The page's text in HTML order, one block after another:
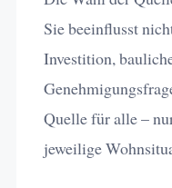
Sie beeinflusst
Investition,
Quelle für alle –
jeweilige